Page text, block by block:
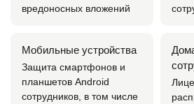
вредоносных вложений
Мобильные устройства
Защита смартфонов и
планшетов Android
сотрудников, в том числе